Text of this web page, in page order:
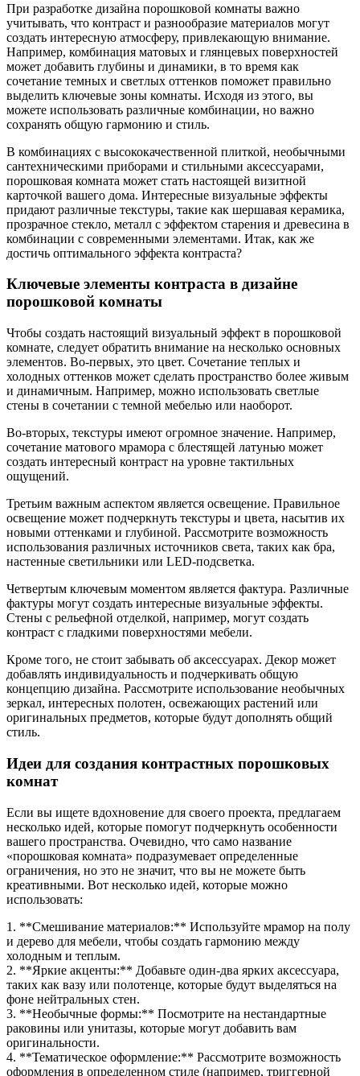
При разработке дизайна порошковой комнаты важно
учитывать, что контраст и разнообразие материалов могут
создать интересную атмосферу, привлекающую внимание.
Например, комбинация матовых и глянцевых поверхностей
может добавить глубины и динамики, в то время как
сочетание темных и светлых оттенков поможет правильно
выделить ключевые зоны комнаты. Исходя из этого, вы
можете использовать различные комбинации, но важно
сохранять общую гармонию и стиль.
В комбинациях с высококачественной плиткой, необычными
сантехническими приборами и стильными аксессуарами,
порошковая комната может стать настоящей визитной
карточкой вашего дома. Интересные визуальные эффекты
придают различные текстуры, такие как шершавая керамика,
прозрачное стекло, металл с эффектом старения и древесина в
комбинации с современными элементами. Итак, как же
достичь оптимального эффекта контраста?
Ключевые элементы контраста в дизайне
порошковой комнаты
Чтобы создать настоящий визуальный эффект в порошковой
комнате, следует обратить внимание на несколько основных
элементов. Во-первых, это цвет. Сочетание теплых и
холодных оттенков может сделать пространство более живым
и динамичным. Например, можно использовать светлые
стены в сочетании с темной мебелью или наоборот.
Во-вторых, текстуры имеют огромное значение. Например,
сочетание матового мрамора с блестящей латунью может
создать интересный контраст на уровне тактильных
ощущений.
Третьим важным аспектом является освещение. Правильное
освещение может подчеркнуть текстуры и цвета, насытив их
новыми оттенками и глубиной. Рассмотрите возможность
использования различных источников света, таких как бра,
настенные светильники или LED-подсветка.
Четвертым ключевым моментом является фактура. Различные
фактуры могут создать интересные визуальные эффекты.
Стены с рельефной отделкой, например, могут создать
контраст с гладкими поверхностями мебели.
Кроме того, не стоит забывать об аксессуарах. Декор может
добавлять индивидуальность и подчеркивать общую
концепцию дизайна. Рассмотрите использование необычных
зеркал, интересных полотен, освежающих растений или
оригинальных предметов, которые будут дополнять общий
стиль.
Идеи для создания контрастных порошковых
комнат
Если вы ищете вдохновение для своего проекта, предлагаем
несколько идей, которые помогут подчеркнуть особенности
вашего пространства. Очевидно, что само название
«порошковая комната» подразумевает определенные
ограничения, но это не значит, что вы не можете быть
креативными. Вот несколько идей, которые можно
использовать:
1. **Смешивание материалов:** Используйте мрамор на полу
и дерево для мебели, чтобы создать гармонию между
холодным и теплым.
2. **Яркие акценты:** Добавьте один-два ярких аксессуара,
таких как вазу или полотенце, которые будут выделяться на
фоне нейтральных стен.
3. **Необычные формы:** Посмотрите на нестандартные
раковины или унитазы, которые могут добавить вам
оригинальности.
4. **Тематическое оформление:** Рассмотрите возможность
оформления в определенном стиле (например, триггерной